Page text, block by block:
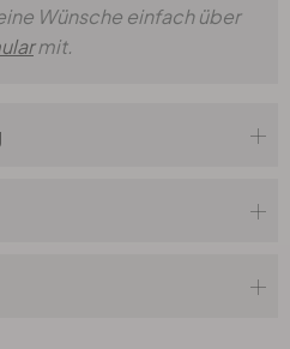
Wünsche einfach über
mit.